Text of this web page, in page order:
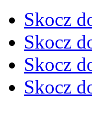
Skocz
Skocz
Skocz
Skocz